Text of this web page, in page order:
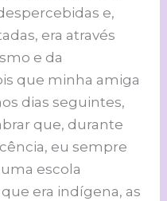
e,
era através
e da
que minha amiga
dias seguintes,
que, durante
eu sempre
escola
era indígena, as